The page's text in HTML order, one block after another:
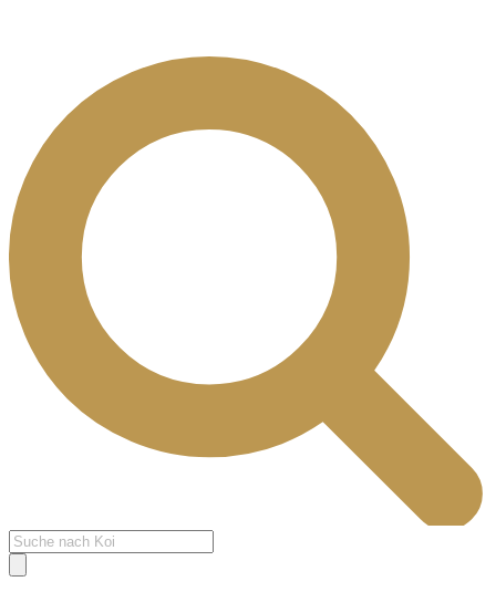
Products
search